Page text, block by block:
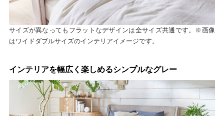
サイズが異なってもフラットなデザインは全サイズ共通です。※画像
はワイドダブルサイズのインテリアイメージです。
インテリアを幅広く楽しめるシンプルなグレー